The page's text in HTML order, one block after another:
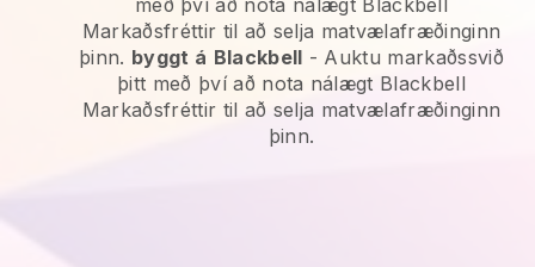
með því að nota nálægt Blackbell
Markaðsfréttir til að selja matvælafræðinginn
þinn. byggt á Blackbell - Auktu markaðssvið
þitt með því að nota nálægt Blackbell
Markaðsfréttir til að selja matvælafræðinginn
þinn.